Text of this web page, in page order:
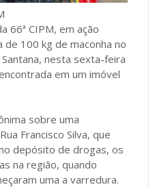
66ª CIPM, em ação
100 kg de maconha no
nesta sexta-feira
em um imóvel
sobre uma
Francisco Silva, que
depósito de drogas, os
na região, quando
uma a varredura.